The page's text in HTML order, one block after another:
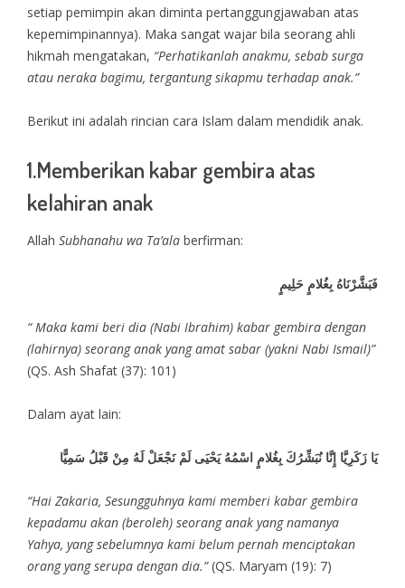
setiap pemimpin akan diminta pertanggungjawaban atas
kepemimpinannya). Maka sangat wajar bila seorang ahli
hikmah mengatakan, “Perhatikanlah anakmu, sebab surga
atau neraka bagimu, tergantung sikapmu terhadap anak.”
Berikut ini adalah rincian cara Islam dalam mendidik anak.
1.Memberikan kabar gembira atas
kelahiran anak
Allah Subhanahu wa Ta’alaberfirman:
فَبَشَّرْنَاهُ بِغُلامٍ حَلِيمٍ
“ Maka kami beri dia (Nabi Ibrahim) kabar gembira dengan
(lahirnya) seorang anak yang amat sabar (yakni Nabi Ismail)”
(QS. Ash Shafat (37): 101)
Dalam ayat lain:
يَا زَكَرِيَّا إِنَّا نُبَشِّرُكَ بِغُلامٍ اسْمُهُ يَحْيَى لَمْ نَجْعَلْ لَهُ مِنْ قَبْلُ سَمِيًّا
“Hai Zakaria, Sesungguhnya kami memberi kabar gembira
kepadamu akan (beroleh) seorang anak yang namanya
Yahya, yang sebelumnya kami belum pernah menciptakan
orang yang serupa dengan dia.”(QS. Maryam (19): 7)